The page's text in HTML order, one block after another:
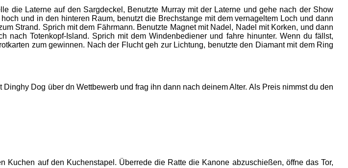
die Laterne auf den Sargdeckel, Benutzte Murray mit der Laterne und gehe nach der Show
und in den hinteren Raum, benutzt die Brechstange mit dem vernageltem Loch und dann
Strand. Sprich mit dem Fährmann. Benutzte Magnet mit Nadel, Nadel mit Korken, und dann
Totenkopf-Island. Sprich mit dem Windenbediener und fahre hinunter. Wenn du fällst,
zum gewinnen. Nach der Flucht geh zur Lichtung, benutzte den Diamant mit dem Ring
Dog über dn Wettbewerb und frag ihn dann nach deinem Alter. Als Preis nimmst du den
auf den Kuchenstapel. Überrede die Ratte die Kanone abzuschießen, öffne das Tor,